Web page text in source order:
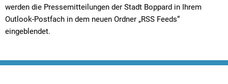
werden die Pressemitteilungen der Stadt Boppard in Ihrem
Outlook-Postfach in dem neuen Ordner „RSS Feeds“
eingeblendet.